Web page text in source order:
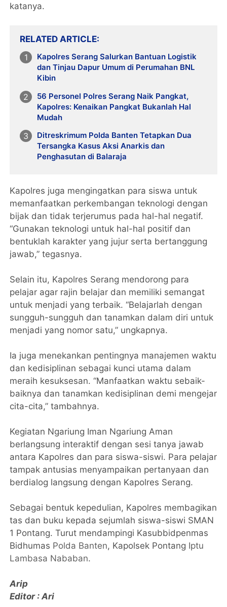
katanya.
RELATED ARTICLE
Kapolres Serang Salurkan Bantuan Logistik
dan Tinjau Dapur Umum di Perumahan BNL
Kibin
56 Personel Polres Serang Naik Pangkat,
Kapolres: Kenaikan Pangkat Bukanlah Hal
Mudah
Ditreskrimum Polda Banten Tetapkan Dua
Tersangka Kasus Aksi Anarkis dan
Penghasutan di Balaraja
Kapolres juga mengingatkan para siswa untuk
memanfaatkan perkembangan teknologi dengan
bijak dan tidak terjerumus pada hal-hal negatif.
“Gunakan teknologi untuk hal-hal positif dan
bentuklah karakter yang jujur serta bertanggung
jawab,” tegasnya.
Selain itu, Kapolres Serang mendorong para
pelajar agar rajin belajar dan memiliki semangat
untuk menjadi yang terbaik. “Belajarlah dengan
sungguh-sungguh dan tanamkan dalam diri untuk
menjadi yang nomor satu,” ungkapnya.
Ia juga menekankan pentingnya manajemen waktu
dan kedisiplinan sebagai kunci utama dalam
meraih kesuksesan. “Manfaatkan waktu sebaik-
baiknya dan tanamkan kedisiplinan demi mengejar
cita-cita,” tambahnya.
Kegiatan Ngariung Iman Ngariung Aman
berlangsung interaktif dengan sesi tanya jawab
antara Kapolres dan para siswa-siswi. Para pelajar
tampak antusias menyampaikan pertanyaan dan
berdialog langsung dengan Kapolres Serang.
Sebagai bentuk kepedulian, Kapolres membagikan
tas dan buku kepada sejumlah siswa-siswi SMAN
1 Pontang. Turut mendampingi Kasubbidpenmas
Bidhumas Polda Banten, Kapolsek Pontang Iptu
Lambasa Nababan.
Arip
Editor : Ari